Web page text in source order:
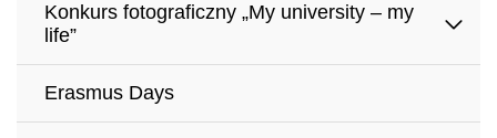
Konkurs fotograficzny „My university – my
life”
Erasmus Days